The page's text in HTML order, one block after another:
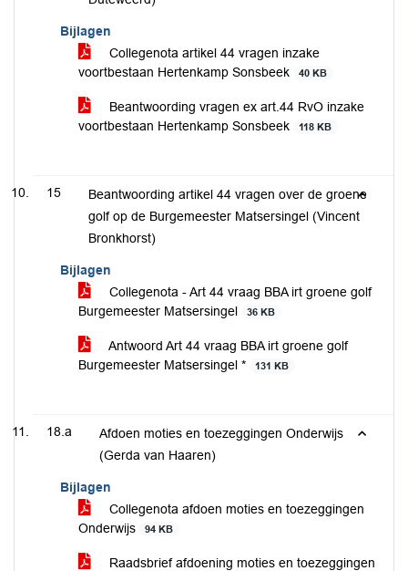
Bijlagen
Collegenota artikel 44 vragen inzake
voortbestaan Hertenkamp Sonsbeek
40 KB
Beantwoording vragen ex art.44 RvO inzake
voortbestaan Hertenkamp Sonsbeek
118 KB
15
Beantwoording artikel 44 vragen over de groene
golf op de Burgemeester Matsersingel (Vincent
Bronkhorst)
Bijlagen
Collegenota - Art 44 vraag BBA irt groene golf
Burgemeester Matsersingel
36 KB
Antwoord Art 44 vraag BBA irt groene golf
Burgemeester Matsersingel *
131 KB
18.a
Afdoen moties en toezeggingen Onderwijs
(Gerda van Haaren)
Bijlagen
Collegenota afdoen moties en toezeggingen
Onderwijs
94 KB
Raadsbrief afdoening moties en toezeggingen